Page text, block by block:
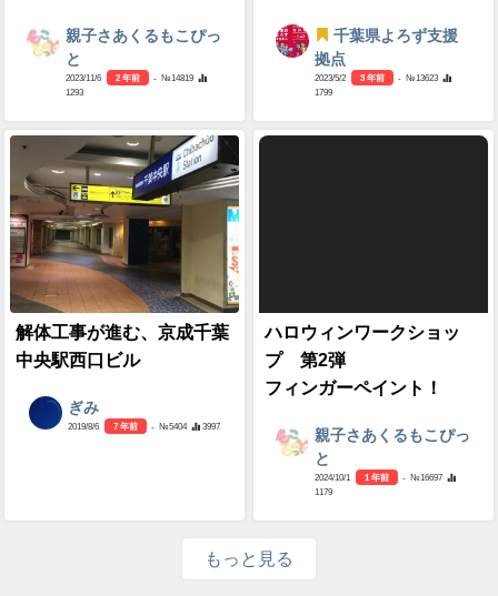
親子さあくるもこぴっ
と
2023/11/6 2 年前
- №14819
1293
千葉県よろず支援
拠点
2023/5/2 3 年前
- №13623
1799
解体工事が進む、京成千葉
中央駅西口ビル
ぎみ
2019/8/6 7 年前 - №5404 3997
ハロウィンワークショッ
プ 第2弾
フィンガーペイント！
親子さあくるもこぴっ
と
2024/10/1 1 年前
- №16697
1179
もっと見る